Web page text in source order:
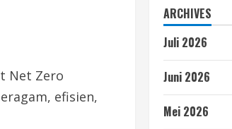
Net Zero
efisien,
ARCHIVES
Juli 2026
Juni 2026
Mei 2026